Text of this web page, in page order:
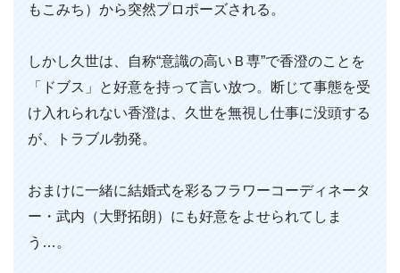
もこみち）から突然プロポーズされる。
しかし久世は、自称“意識の高いＢ専”で香澄のことを
「ドブス」と好意を持って言い放つ。断じて事態を受
け入れられない香澄は、久世を無視し仕事に没頭する
が、トラブル勃発。
おまけに一緒に結婚式を彩るフラワーコーディネータ
ー・武内（大野拓朗）にも好意をよせられてしま
う…。